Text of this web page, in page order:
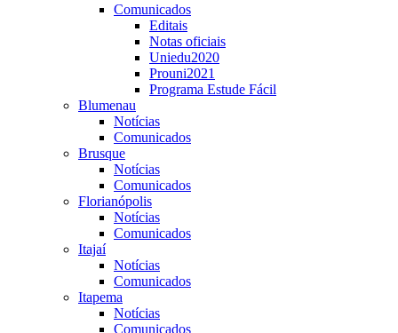
Comunicados
Editais
Notas oficiais
Uniedu2020
Prouni2021
Programa Estude Fácil
Blumenau
Notícias
Comunicados
Brusque
Notícias
Comunicados
Florianópolis
Notícias
Comunicados
Itajaí
Notícias
Comunicados
Itapema
Notícias
Comunicados